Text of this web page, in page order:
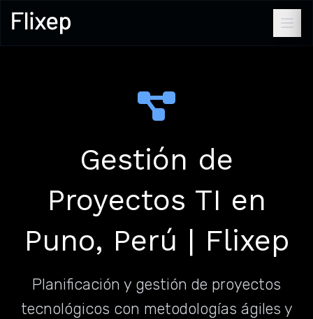
Gestión de
Proyectos TI en
Puno, Perú | Flixep
Planificación y gestión de proyectos
tecnológicos con metodologías ágiles y